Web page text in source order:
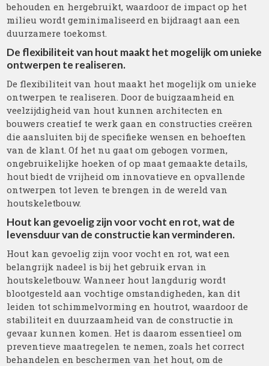
behouden en hergebruikt, waardoor de impact op het
milieu wordt geminimaliseerd en bijdraagt aan een
duurzamere toekomst.
De flexibiliteit van hout maakt het mogelijk om unieke
ontwerpen te realiseren.
De flexibiliteit van hout maakt het mogelijk om unieke
ontwerpen te realiseren. Door de buigzaamheid en
veelzijdigheid van hout kunnen architecten en
bouwers creatief te werk gaan en constructies creëren
die aansluiten bij de specifieke wensen en behoeften
van de klant. Of het nu gaat om gebogen vormen,
ongebruikelijke hoeken of op maat gemaakte details,
hout biedt de vrijheid om innovatieve en opvallende
ontwerpen tot leven te brengen in de wereld van
houtskeletbouw.
Hout kan gevoelig zijn voor vocht en rot, wat de
levensduur van de constructie kan verminderen.
Hout kan gevoelig zijn voor vocht en rot, wat een
belangrijk nadeel is bij het gebruik ervan in
houtskeletbouw. Wanneer hout langdurig wordt
blootgesteld aan vochtige omstandigheden, kan dit
leiden tot schimmelvorming en houtrot, waardoor de
stabiliteit en duurzaamheid van de constructie in
gevaar kunnen komen. Het is daarom essentieel om
preventieve maatregelen te nemen, zoals het correct
behandelen en beschermen van het hout, om de